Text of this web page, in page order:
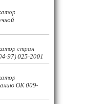
стран
97) 025-2001
ОК 009-